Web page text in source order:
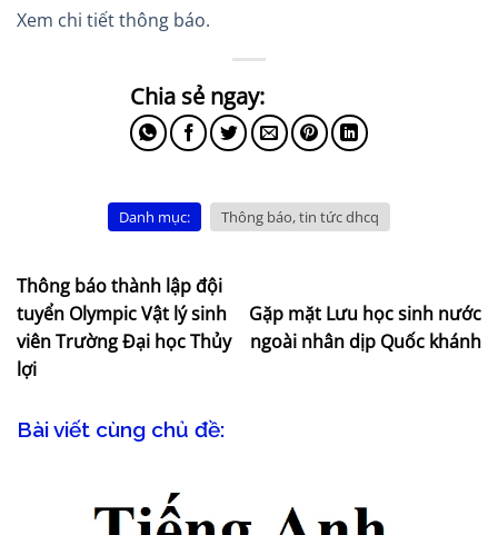
Xem chi tiết thông báo.
Danh mục: Thông báo, tin tức dhcq
Thông báo thành lập đội
tuyển Olympic Vật lý sinh
viên Trường Đại học Thủy
lợi
Gặp mặt Lưu học sinh nước
ngoài nhân dịp Quốc khánh
Bài viết cùng chủ đề: